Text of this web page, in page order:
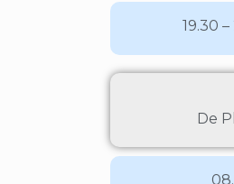
19.30
De